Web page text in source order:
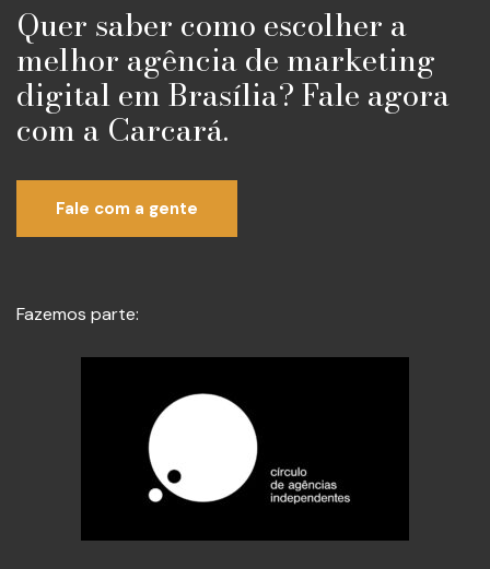
Quer saber como escolher a
melhor agência de marketing
digital em Brasília? Fale agora
com a Carcará.
Fale com a gente
Fazemos parte: